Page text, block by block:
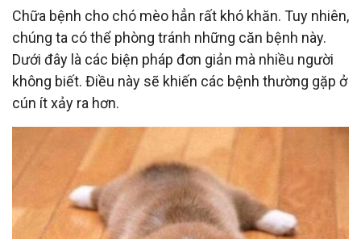
Chữa bệnh cho chó mèo hẳn rất khó khăn. Tuy nhiên,
chúng ta có thể phòng tránh những căn bệnh này.
Dưới đây là các biện pháp đơn giản mà nhiều người
không biết. Điều này sẽ khiến các bệnh thường gặp ở
cún ít xảy ra hơn.